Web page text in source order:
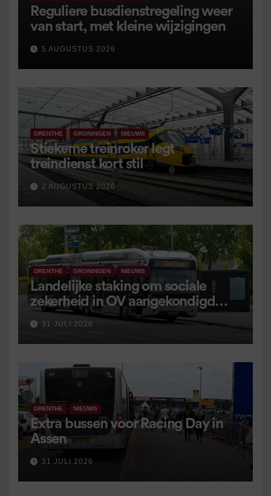
Reguliere busdienstregeling weer
van start, met kleine wijzigingen
5 AUGUSTUS 2026
DRENTHE GRONINGEN NIEUWS
Stiekeme treinroker legt
treindienst kort stil
2 AUGUSTUS 2026
DRENTHE GRONINGEN NIEUWS
Landelijke staking om sociale
zekerheid in OV aangekondigd
voor 9 september
31 JULI 2026
DRENTHE NIEUWS
Extra bussen voor Racing Day in
Assen
31 JULI 2026